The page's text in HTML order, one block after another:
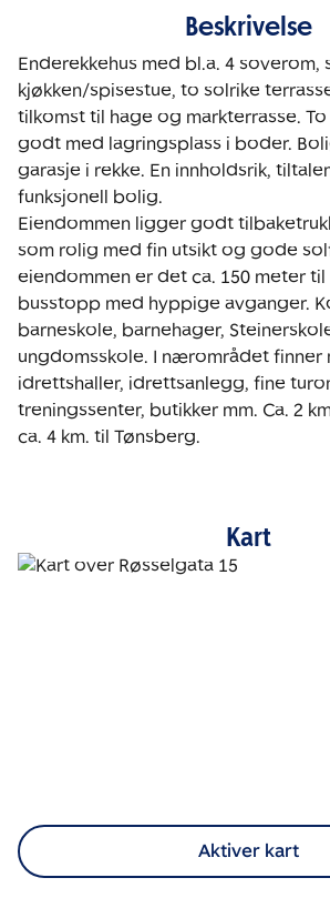
Beskrivelse
Enderekkehus med bl.a. 4 soverom,
kjøkken/spisestue, to solrike
tilkomst til hage og markterrasse.
godt med lagringsplass i boder.
garasje i rekke. En innholdsrik,
funksjonell bolig.
Eiendommen ligger godt
som rolig med fin utsikt og gode
eiendommen er det ca. 150 meter
busstopp med hyppige avganger.
barneskole, barnehager,
ungdomsskole. I nærområdet finner
idrettshaller, idrettsanlegg, fine
treningssenter, butikker mm. Ca. 2
ca. 4 km. til Tønsberg.
Kart
Aktiver kart